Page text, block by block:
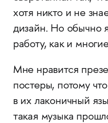
хотя никто и не
дизайн. Но обычно
работу, как и
Мне нравится
постеры, потому
в их лаконичный
такая музыка